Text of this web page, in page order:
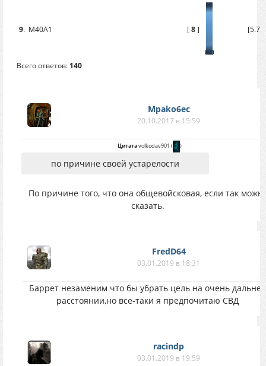
9. M40A1 [8]
Всего ответов: 140
Mpako6ec
20.10.2017 в 15:59
Цитатаvolkodav901 ( )
по причине своей устарелости
По причине того, что она общевойсковая, если так
сказать.
FredD64
03.01.2019 в 18:31
Баррет незаменим что бы убрать цель на очень
расстоянии,но все-таки я предпочитаю СВД
racindp
03.01.2019 в 19:59